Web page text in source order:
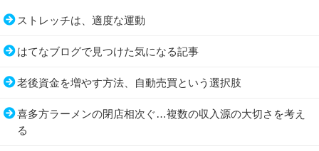
ストレッチは、適度な運動
はてなブログで見つけた気になる記事
老後資金を増やす方法、自動売買という選択肢
喜多方ラーメンの閉店相次ぐ…複数の収入源の大切さを考え
る